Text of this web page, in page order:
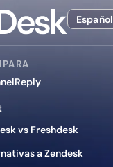
Español
vs Freshdesk
a Zendesk